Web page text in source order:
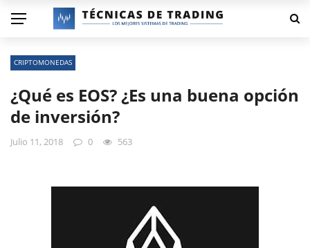
CRIPTOMONEDAS
¿Qué es EOS? ¿Es una buena opción
de inversión?
Julio 11, 2018 0 563